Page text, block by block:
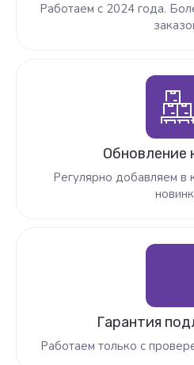
Работаем с 2024 года.
Обновление
Регулярно добавляем в
Гарантия
Работаем только с